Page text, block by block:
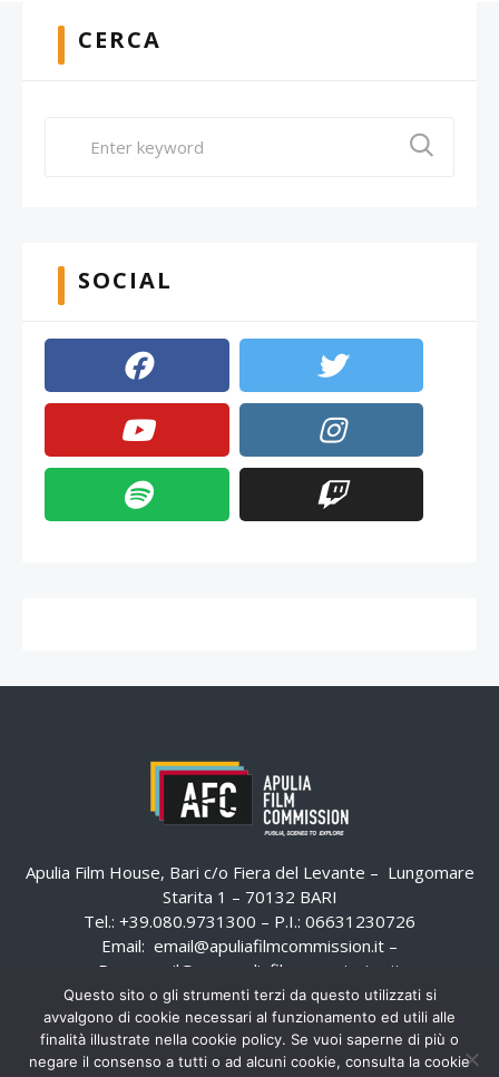
CERCA
SOCIAL
Apulia Film House, Bari c/o Fiera del Levante – Lungomare
Starita 1 – 70132 BARI
Tel.: +39.080.9731300 – P.I.: 06631230726
Email: email@apuliafilmcommission.it –
Pec:
email@pec.apuliafilmcommission.it
Questo sito o gli strumenti terzi da questo utilizzati si
avvalgono di cookie necessari al funzionamento ed utili alle
finalità illustrate nella cookie policy. Se vuoi saperne di più o
negare il consenso a tutti o ad alcuni cookie, consulta la cookie